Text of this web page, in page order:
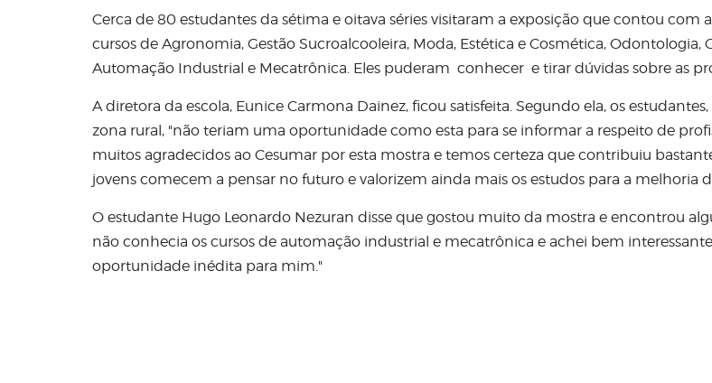
Cerca de 80 estudantes da sétima e oitava séries visitaram a exposição que contou com
cursos de Agronomia, Gestão Sucroalcooleira, Moda, Estética e Cosmética, Odontologia,
Automação Industrial e Mecatrônica. Eles puderam conhecer e tirar dúvidas sobre as
A diretora da escola, Eunice Carmona Dainez, ficou satisfeita. Segundo ela, os
zona rural, "não teriam uma oportunidade como esta para se informar a respeito de
muitos agradecidos ao Cesumar por esta mostra e temos certeza que contribuiu
jovens comecem a pensar no futuro e valorizem ainda mais os estudos para a melhoria
O estudante Hugo Leonardo Nezuran disse que gostou muito da mostra e encontrou
não conhecia os cursos de automação industrial e mecatrônica e achei bem
oportunidade inédita para mim."